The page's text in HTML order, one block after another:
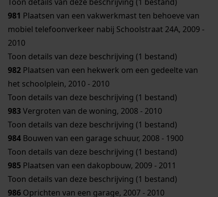
981 Plaatsen van een vakwerkmast ten behoeve van
mobiel telefoonverkeer nabij Schoolstraat 24A, 2009 -
2010
Toon details van deze beschrijving (1 bestand)
982 Plaatsen van een hekwerk om een gedeelte van
het schoolplein, 2010 - 2010
Toon details van deze beschrijving (1 bestand)
983Vergroten van de woning, 2008 - 2010
Toon details van deze beschrijving (1 bestand)
984 Bouwen van een garage schuur, 2008 - 1900
Toon details van deze beschrijving (1 bestand)
985 Plaatsen van een dakopbouw, 2009 - 2011
Toon details van deze beschrijving (1 bestand)
986 Oprichten van een garage, 2007 - 2010